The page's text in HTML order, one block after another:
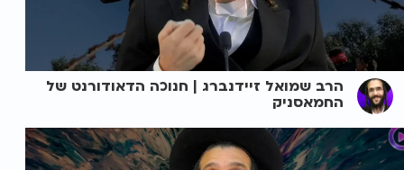
הרב שמואל זיידנברג | חנוכה הדאודורנט של
החמאסניק